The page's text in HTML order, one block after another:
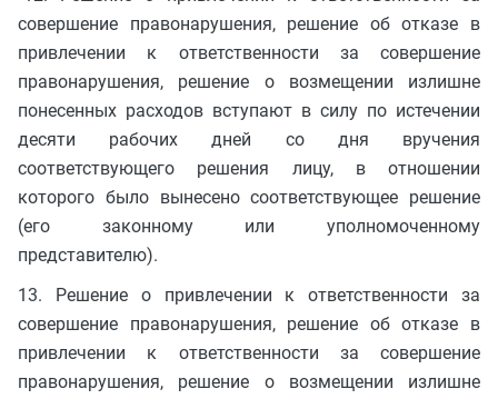
совершение правонарушения, решение об отказе в
привлечении к ответственности за совершение
правонарушения, решение о возмещении излишне
понесенных расходов вступают в силу по истечении
десяти рабочих дней со дня вручения
соответствующего решения лицу, в отношении
которого было вынесено соответствующее решение
(его законному или уполномоченному
представителю).
13. Решение о привлечении к ответственности за
совершение правонарушения, решение об отказе в
привлечении к ответственности за совершение
правонарушения, решение о возмещении излишне